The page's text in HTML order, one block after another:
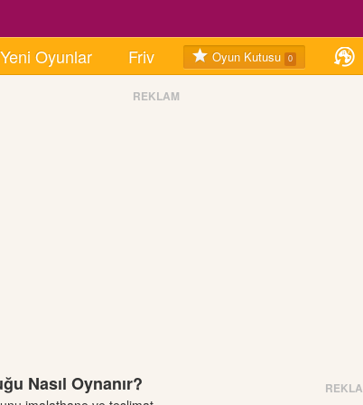
Yeni Oyunlar Friv Oyun Kutusu 0
REKLAM
Nasıl Oynanır?